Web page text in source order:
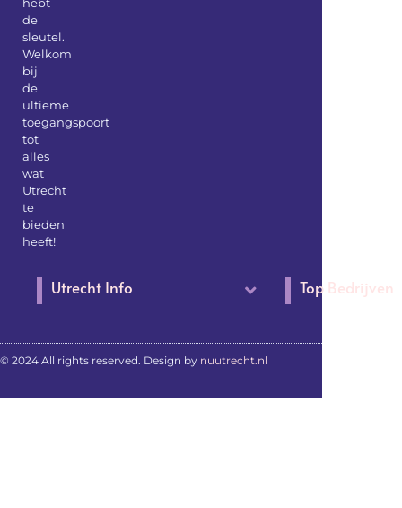
hebt
de
sleutel.
Welkom
bij
de
ultieme
toegangspoort
tot
alles
wat
Utrecht
te
bieden
heeft!
Utrecht Info Top Bedrijven
© 2024 All rights reserved. Design by nuutrecht.nl